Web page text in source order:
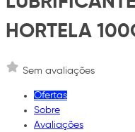
HORTELA
Sem avaliações
Ofertas
Sobre
Avaliações